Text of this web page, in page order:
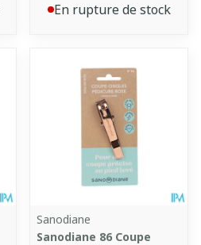
En rupture de stock
Sanodiane
Sanodiane 86 Coupe